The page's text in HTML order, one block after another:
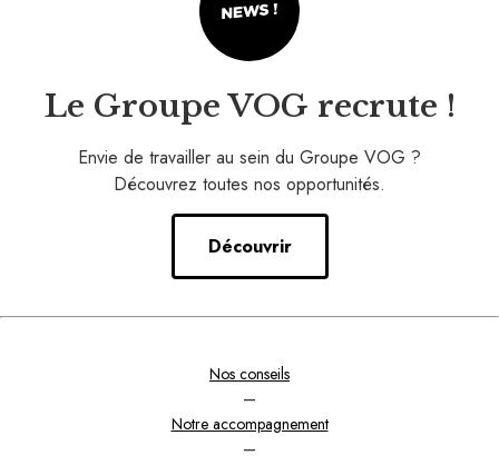
Le Groupe VOG recrute !
Envie de travailler au sein du Groupe VOG ?
Découvrez toutes nos opportunités.
Découvrir
Nos conseils
–
Notre accompagnement
–